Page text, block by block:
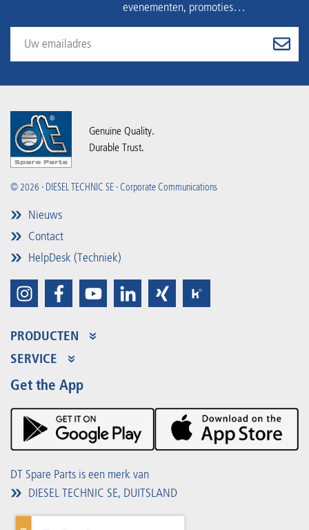
evenementen, promoties…
Genuine Quality.
Durable Trust.
© 2026 · DIESEL TECHNIC SE · Corporate Communications
Nieuws
Contact
HelpDesk (Techniek)
PRODUCTEN
Productaanbod
Partner Portal
Product Promotions
SERVICE
Voordelen
Premium Shop
Evenementen
Downloads
Get the App
DT Spare Parts is een merk van
DIESEL TECHNIC SE, DUITSLAND